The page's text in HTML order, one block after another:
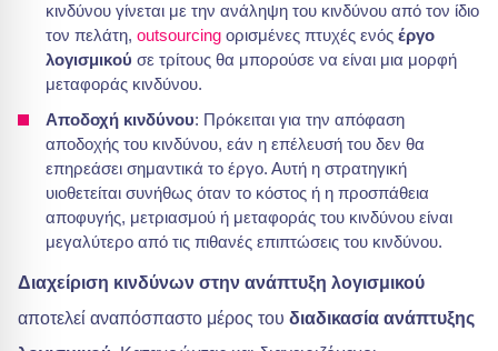
κινδύνου γίνεται με την ανάληψη του κινδύνου από τον ίδιο
τον πελάτη, outsourcing ορισμένες πτυχές ενός έργο
λογισμικού σε τρίτους θα μπορούσε να είναι μια μορφή
μεταφοράς κινδύνου.
Αποδοχή κινδύνου: Πρόκειται για την απόφαση
αποδοχής του κινδύνου, εάν η επέλευσή του δεν θα
επηρεάσει σημαντικά το έργο. Αυτή η στρατηγική
υιοθετείται συνήθως όταν το κόστος ή η προσπάθεια
αποφυγής, μετριασμού ή μεταφοράς του κινδύνου είναι
μεγαλύτερο από τις πιθανές επιπτώσεις του κινδύνου.
Διαχείριση κινδύνων στην ανάπτυξη λογισμικού
αποτελεί αναπόσπαστο μέρος του διαδικασία ανάπτυξης